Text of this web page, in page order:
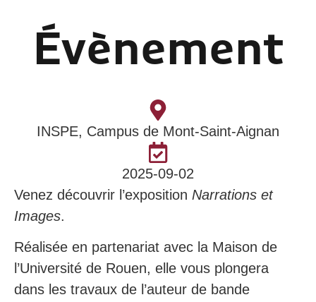
Évènement
INSPE, Campus de Mont-Saint-Aignan
2025-09-02
Venez découvrir l’exposition Narrations et
Images.
Réalisée en partenariat avec la Maison de
l’Université de Rouen, elle vous plongera
dans les travaux de l’auteur de bande